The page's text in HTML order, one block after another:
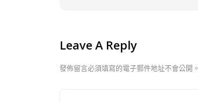
Leave A Reply
發佈留言必須填寫的電子郵件地址不會公開。